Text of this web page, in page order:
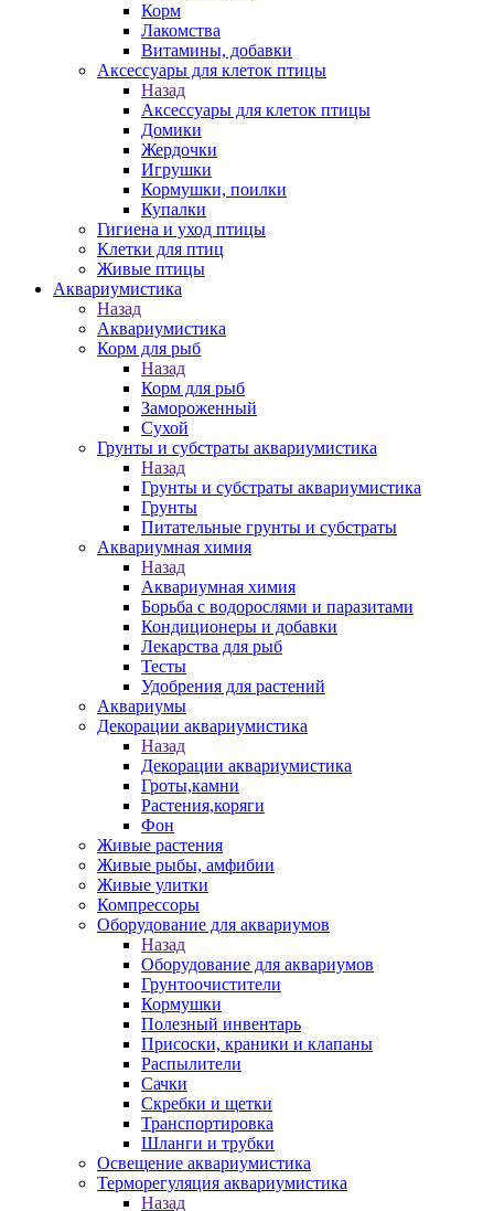
Корм
Лакомства
Витамины, добавки
Аксессуары для клеток птицы
Назад
Аксессуары для клеток птицы
Домики
Жердочки
Игрушки
Кормушки, поилки
Купалки
Гигиена и уход птицы
Клетки для птиц
Живые птицы
Аквариумистика
Назад
Аквариумистика
Корм для рыб
Назад
Корм для рыб
Замороженный
Сухой
Грунты и субстраты аквариумистика
Назад
Грунты и субстраты аквариумистика
Грунты
Питательные грунты и субстраты
Аквариумная химия
Назад
Аквариумная химия
Борьба с водорослями и паразитами
Кондиционеры и добавки
Лекарства для рыб
Тесты
Удобрения для растений
Аквариумы
Декорации аквариумистика
Назад
Декорации аквариумистика
Гроты,камни
Растения,коряги
Фон
Живые растения
Живые рыбы, амфибии
Живые улитки
Компрессоры
Оборудование для аквариумов
Назад
Оборудование для аквариумов
Грунтоочистители
Кормушки
Полезный инвентарь
Присоски, краники и клапаны
Распылители
Сачки
Скребки и щетки
Транспортировка
Шланги и трубки
Освещение аквариумистика
Терморегуляция аквариумистика
Назад